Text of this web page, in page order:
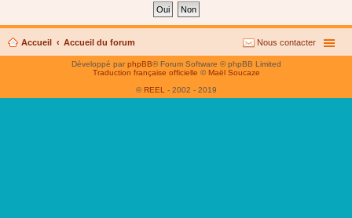
Accueil Accueil du forum Nous contacter
Développé parphpBB® Forum Software © phpBB Limited
Traduction française officielle © Maël Soucaze
© REEL - 2002 - 2019